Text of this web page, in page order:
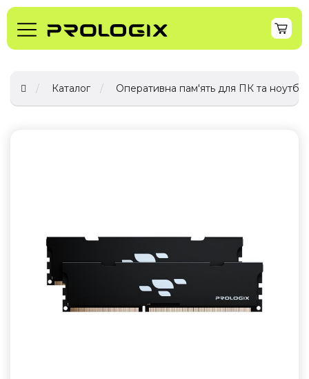
Каталог Оперативна пам'ять для ПК та